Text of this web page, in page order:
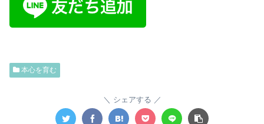
本心を育む
シェアする